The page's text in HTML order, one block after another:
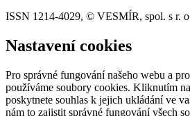
ISSN 1214-4029, © VESMÍR, spol. s r.
Nastavení cookies
Pro správné fungování našeho webu a
používáme soubory cookies. Kliknutím
poskytnete souhlas k jejich ukládání ve
nám to zajistit správné fungování všech